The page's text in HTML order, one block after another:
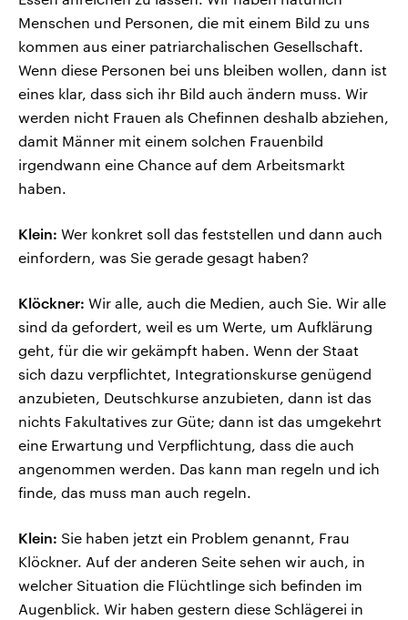
Menschen und Personen, die mit einem Bild zu uns
kommen aus einer patriarchalischen Gesellschaft.
Wenn diese Personen bei uns bleiben wollen, dann ist
eines klar, dass sich ihr Bild auch ändern muss. Wir
werden nicht Frauen als Chefinnen deshalb abziehen,
damit Männer mit einem solchen Frauenbild
irgendwann eine Chance auf dem Arbeitsmarkt
haben.
Klein: Wer konkret soll das feststellen und dann auch
einfordern, was Sie gerade gesagt haben?
Klöckner: Wir alle, auch die Medien, auch Sie. Wir alle
sind da gefordert, weil es um Werte, um Aufklärung
geht, für die wir gekämpft haben. Wenn der Staat
sich dazu verpflichtet, Integrationskurse genügend
anzubieten, Deutschkurse anzubieten, dann ist das
nichts Fakultatives zur Güte; dann ist das umgekehrt
eine Erwartung und Verpflichtung, dass die auch
angenommen werden. Das kann man regeln und ich
finde, das muss man auch regeln.
Klein: Sie haben jetzt ein Problem genannt, Frau
Klöckner. Auf der anderen Seite sehen wir auch, in
welcher Situation die Flüchtlinge sich befinden im
Augenblick. Wir haben gestern diese Schlägerei in